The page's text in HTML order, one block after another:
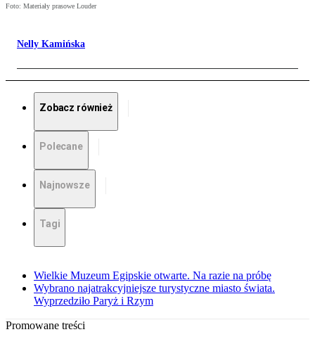
Foto: Materiały prasowe Louder
Nelly Kamińska
Zobacz również
Polecane
Najnowsze
Tagi
Wielkie Muzeum Egipskie otwarte. Na razie na próbę
Wybrano najatrakcyjniejsze turystyczne miasto świata.
Wyprzedziło Paryż i Rzym
Promowane treści